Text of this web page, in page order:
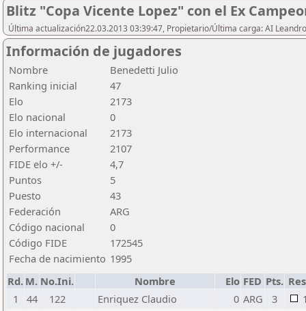
Blitz "Copa Vicente Lopez" con el Ex
Última actualización22.03.2013 03:39:47, Propietario/Última carga: AI
Información de jugadores
Nombre
Benedetti Julio
Ranking inicial
47
Elo
2173
Elo nacional
0
Elo internacional
2173
Performance
2107
FIDE elo +/-
4,7
Puntos
5
Puesto
43
Federación
ARG
Código nacional
0
Código FIDE
172545
Fecha de nacimiento 1995
Rd. M. No.Ini. Nombre Elo FED Pts.
1
44 122 Enriquez Claudio 0 ARG 3